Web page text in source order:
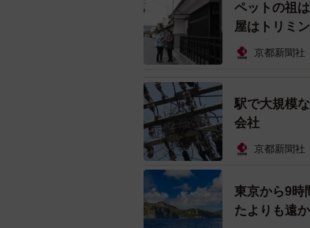
全国都市緑化フェアｉｎ京都丹
緑化フェアについては、近
上で、経済効果を推計した
連した生産誘発額は約66億
ペットの祖
屋はトリミ
京都新聞社
駅で大規模
会社
京都新聞社
東京から9
たよりも遠